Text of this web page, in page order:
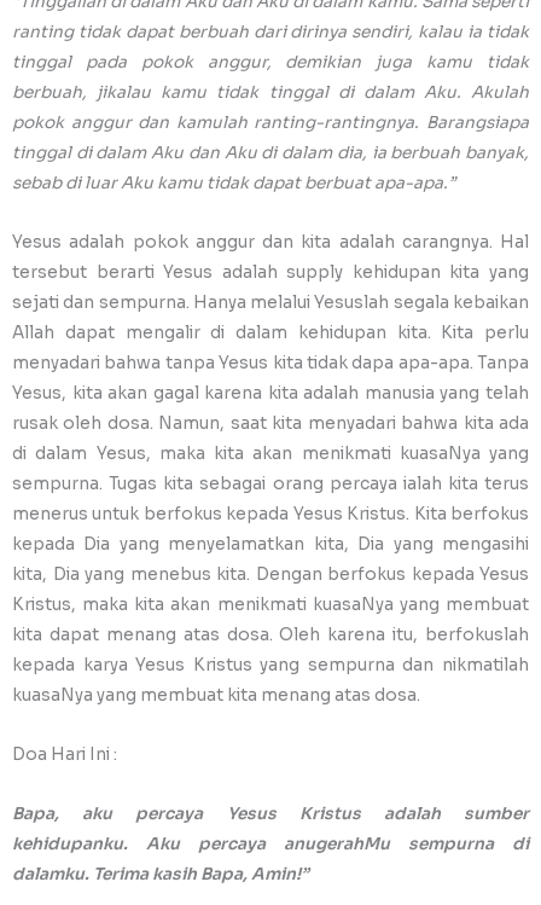
ranting tidak dapat berbuah dari dirinya sendiri, kalau ia tidak
tinggal pada pokok anggur, demikian juga kamu tidak
berbuah, jikalau kamu tidak tinggal di dalam Aku. Akulah
pokok anggur dan kamulah ranting-rantingnya. Barangsiapa
tinggal di dalam Aku dan Aku di dalam dia, ia berbuah banyak,
sebab di luar Aku kamu tidak dapat berbuat apa-apa.”
Yesus adalah pokok anggur dan kita adalah carangnya. Hal
tersebut berarti Yesus adalah supply kehidupan kita yang
sejati dan sempurna. Hanya melalui Yesuslah segala kebaikan
Allah dapat mengalir di dalam kehidupan kita. Kita perlu
menyadari bahwa tanpa Yesus kita tidak dapa apa-apa. Tanpa
Yesus, kita akan gagal karena kita adalah manusia yang telah
rusak oleh dosa. Namun, saat kita menyadari bahwa kita ada
di dalam Yesus, maka kita akan menikmati kuasaNya yang
sempurna. Tugas kita sebagai orang percaya ialah kita terus
menerus untuk berfokus kepada Yesus Kristus. Kita berfokus
kepada Dia yang menyelamatkan kita, Dia yang mengasihi
kita, Dia yang menebus kita. Dengan berfokus kepada Yesus
Kristus, maka kita akan menikmati kuasaNya yang membuat
kita dapat menang atas dosa. Oleh karena itu, berfokuslah
kepada karya Yesus Kristus yang sempurna dan nikmatilah
kuasaNya yang membuat kita menang atas dosa.
Doa Hari Ini :
Bapa, aku percaya Yesus Kristus adalah sumber
kehidupanku. Aku percaya anugerahMu sempurna di
dalamku. Terima kasih Bapa, Amin!”